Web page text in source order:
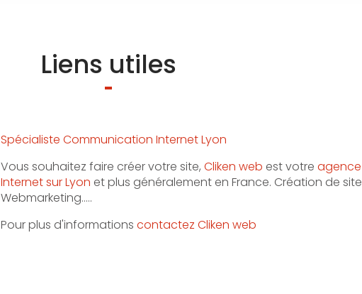
Liens utiles
Spécialiste Communication Internet Lyon
Vous souhaitez faire créer votre site,Cliken web est votre
Internet sur Lyon et plus généralement en France. Création de
Webmarketing…..
Pour plus d'informationscontactez Cliken web